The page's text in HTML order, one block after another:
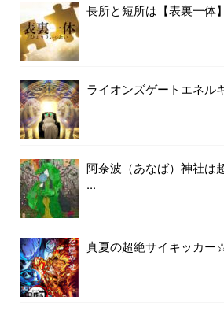
長所と短所は【表裏一
ライオンズゲートエネル
阿奈波（あなば）神社は
...
真夏の超絶サイキッカー